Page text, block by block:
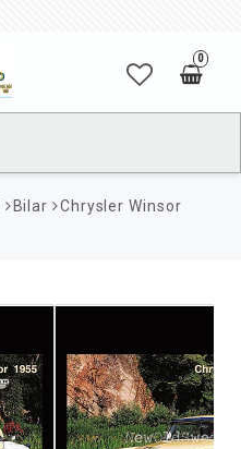
0
Bilar
Chrysler Winsor